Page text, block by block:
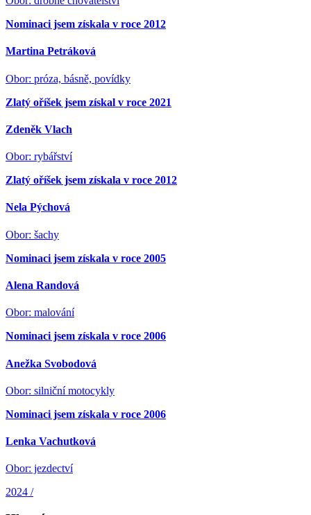
Nominaci jsem získala v roce 2012
Martina Petráková
Obor: próza, básně, povídky
Zlatý oříšek jsem získal v roce 2021
Zdeněk Vlach
Obor: rybářství
Zlatý oříšek jsem získala v roce 2012
Nela Pýchová
Obor: šachy
Nominaci jsem získala v roce 2005
Alena Randová
Obor: malování
Nominaci jsem získala v roce 2006
Anežka Svobodová
Obor: silniční motocykly
Nominaci jsem získala v roce 2006
Lenka Vachutková
Obor: jezdectví
2024 /